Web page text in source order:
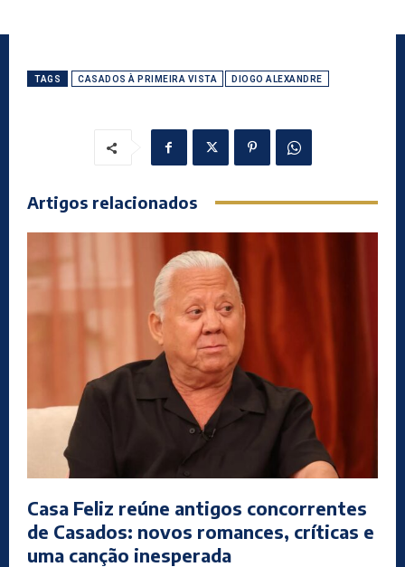
TAGS CASADOS À PRIMEIRA VISTA DIOGO ALEXANDRE
Artigos relacionados
Casa Feliz reúne antigos concorrentes
de Casados: novos romances, críticas e
uma canção inesperada